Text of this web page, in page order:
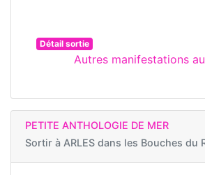
Détail sortie
Autres manifestations
PETITE ANTHOLOGIE DE MER
Sortir à ARLES dans les Bouches du